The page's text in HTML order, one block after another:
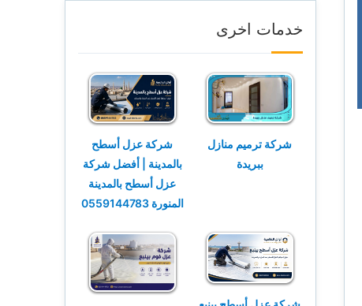
خدمات اخرى
شركة ترميم منازل
ببريدة
شركة عزل أسطح
بالمدينة | أفضل شركة
عزل أسطح بالمدينة
المنورة 0559144783